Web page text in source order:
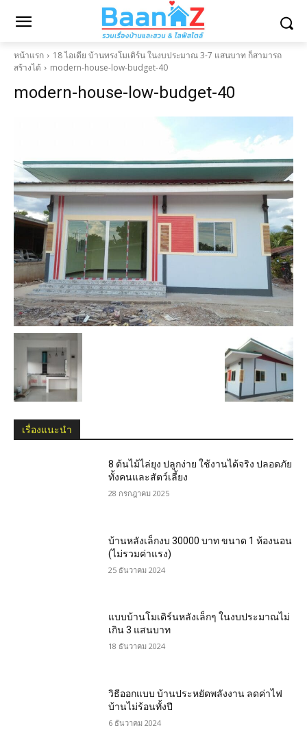
หน้าแรก
18 ไอเดีย บ้านทรงโมเดิร์น ในงบประมาณ 3-7 แสนบาท ก็สามารถ
สร้างได้
modern-house-low-budget-40
modern-house-low-budget-40
เรื่องแนะนำ
8 ต้นไม้ไล่ยุง ปลูกง่าย ใช้งานได้จริง ปลอดภัย
ทั้งคนและสัตว์เลี้ยง
28 กรกฎาคม 2025
บ้านหลังเล็กงบ 30000 บาท ขนาด 1 ห้องนอน
(ไม่รวมค่าแรง)
25 ธันวาคม 2024
แบบบ้านโมเดิร์นหลังเล็กๆ ในงบประมาณไม่
เกิน 3 แสนบาท
18 ธันวาคม 2024
วิธีออกแบบ บ้านประหยัดพลังงาน ลดค่าไฟ
บ้านไม่ร้อนทั้งปี
6 ธันวาคม 2024